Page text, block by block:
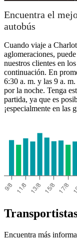
Encuentra el
autobús
Cuando viaje a
aglomeraciones,
nuestros clientes en
continuación. En
6:30 a. m. y las 9 a.
por la noche. Tenga
partida, ya que es
¡especialmente en las
Encuentra más